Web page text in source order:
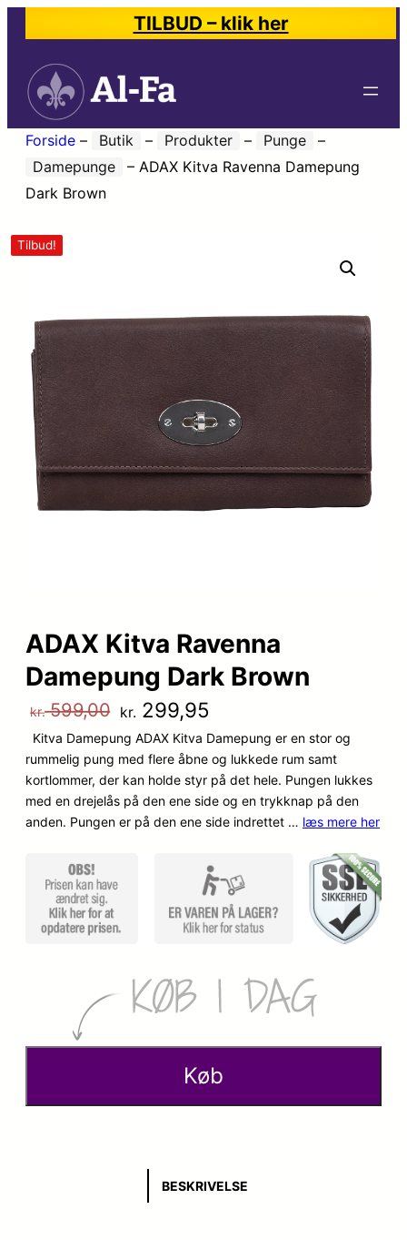
TILBUD – klik her
Forside – Butik – Produkter – Punge
–
Damepunge
– ADAX Kitva Ravenna Damepung
Dark Brown
Tilbud!
ADAX Kitva Ravenna
Damepung Dark Brown
kr.599,00 D
e
n
o
l
kr. 299,95
e
n
a
t
u
e
p
s
Kitva Damepung ADAX Kitva Damepung er en stor og
rummelig pung med flere åbne og lukkede rum samt
kortlommer, der kan holde styr på det hele. Pungen lukkes
med en drejelås på den ene side og en trykknap på den
anden. Pungen er på den ene side indrettet … læs mere her
Køb
BESKRIVELSE